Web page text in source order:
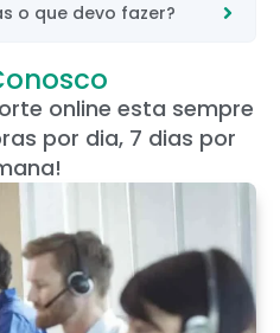
o que devo fazer?
online esta sempre
por dia, 7 dias por